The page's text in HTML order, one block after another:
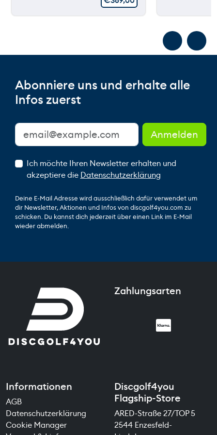
Abonniere uns und erhalte alle
Infos zuerst
Ich möchte Ihren Newsletter erhalten und
akzeptiere die Datenschutzerklärung
Deine E-Mail Adresse wird ausschließlich dafür verwendet um
dir Newsletter, Aktionen und Infos von discgolf4you.com zu
schicken. Du kannst dich jederzeit über einen Link im E-Mail
wieder abmelden.
Zahlungsarten
Informationen
AGB
Datenschutzerklärung
Cookie Manager
Discgolf4you
Flagship-Store
ARED-Straße 27/TOP 5
2544 Enzesfeld-